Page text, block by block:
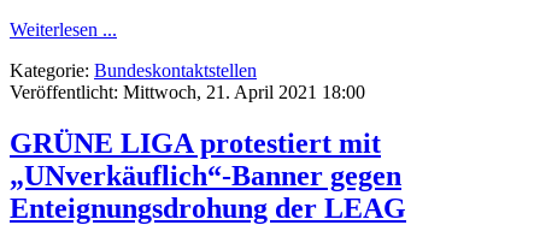
Weiterlesen ...
Kategorie: Bundeskontaktstellen
Veröffentlicht: Mittwoch, 21. April 2021 18:00
GRÜNE LIGA protestiert mit
„UNverkäuflich“-Banner gegen
Enteignungsdrohung der LEAG